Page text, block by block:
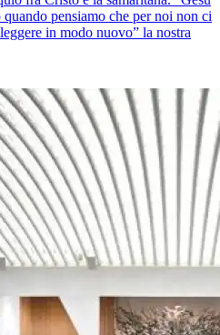
pensiamo che per noi non ci
in modo nuovo” la nostra